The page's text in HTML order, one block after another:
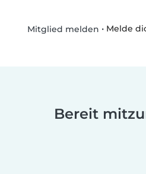
Mitglied melden • Melde
Bereit